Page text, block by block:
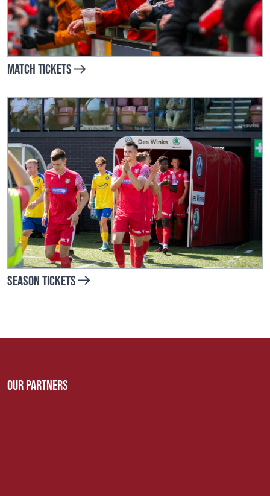
Match Tickets
Season Tickets
Our Partners